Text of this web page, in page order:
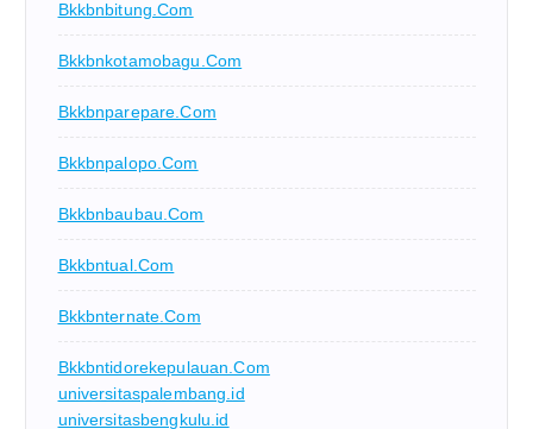
Bkkbnbitung.com
Bkkbnkotamobagu.com
Bkkbnparepare.com
Bkkbnpalopo.com
Bkkbnbaubau.com
Bkkbntual.com
Bkkbnternate.com
Bkkbntidorekepulauan.com
universitaspalembang.id
universitasbengkulu.id